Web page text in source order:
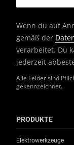
Alle Felder sind
gekennzeichnet.
Wenn du auf
gemäß der
verarbeitet. Du
jederzeit
PRODUKTE
Elektrowerkzeuge